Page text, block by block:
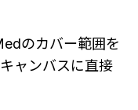
のカバー範囲を
ャンバスに直接